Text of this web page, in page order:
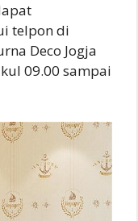
telpon di
Deco Jogja
09.00 sampai